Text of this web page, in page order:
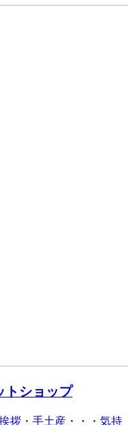
トショップ
拶・手土産・・・気持